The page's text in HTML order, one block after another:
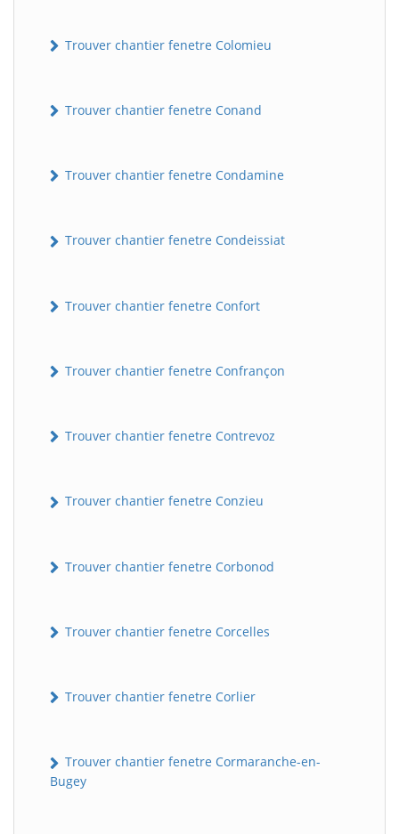
Trouver chantier fenetre Colomieu
Trouver chantier fenetre Conand
Trouver chantier fenetre Condamine
Trouver chantier fenetre Condeissiat
Trouver chantier fenetre Confort
Trouver chantier fenetre Confrançon
Trouver chantier fenetre Contrevoz
Trouver chantier fenetre Conzieu
Trouver chantier fenetre Corbonod
Trouver chantier fenetre Corcelles
Trouver chantier fenetre Corlier
Trouver chantier fenetre Cormaranche-en-
Bugey